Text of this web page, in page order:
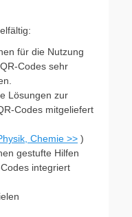
für die Nutzung
Codes sehr
Lösungen zur
Codes mitgeliefert
Chemie >> )
gestufte Hilfen
integriert